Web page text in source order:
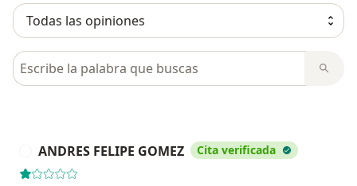
Busca en opiniones
ANDRES FELIPE GOMEZ Cita verificada